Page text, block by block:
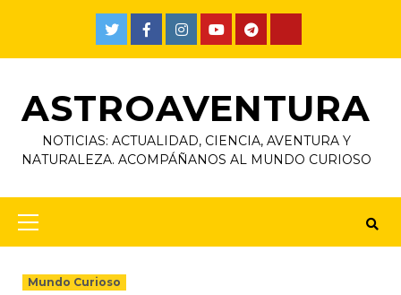
ASTROAVENTURA
NOTICIAS: ACTUALIDAD, CIENCIA, AVENTURA Y
NATURALEZA. ACOMPÁÑANOS AL MUNDO CURIOSO
Mundo Curioso